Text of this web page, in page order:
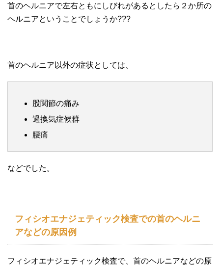
首のヘルニアで左右ともにしびれがあるとしたら２か所の
ヘルニアということでしょうか???
首のヘルニア以外の症状としては、
股関節の痛み
過換気症候群
腰痛
などでした。
フィシオエナジェティック検査での首のヘルニ
アなどの原因例
フィシオエナジェティック検査で、首のヘルニアなどの原